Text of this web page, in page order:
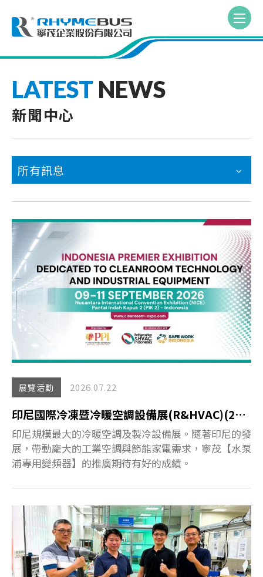
LATEST NEWS
新聞中心
所有訊息
展覽活動 2026.07.22
印尼國際冷凍暨冷暖空調設備展(R&HVAC)(2026.09.09~2026.09.11)
印尼規模最大的冷暖空調及製冷設備展。隨著印尼的發
展，帶動龐大的工業空調與節能家電需求，寧茂【水泵
浦專用變頻器】的推廣期待有好的成績。